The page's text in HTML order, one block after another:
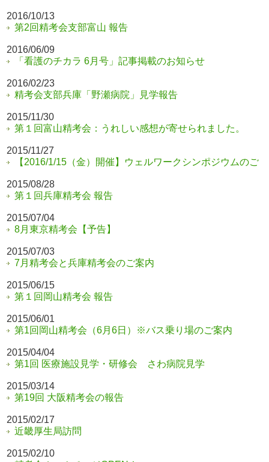
2016/10/13
第2回精考会支部富山 報告
2016/06/09
「看護のチカラ 6月号」記事掲載のお知らせ
2016/02/23
精考会支部兵庫「野瀬病院」見学報告
2015/11/30
第１回富山精考会：うれしい感想が寄せられました。
2015/11/27
【2016/1/15（金）開催】ウェルワークシンポジウムのご
2015/08/28
第１回兵庫精考会 報告
2015/07/04
8月東京精考会【予告】
2015/07/03
7月精考会と兵庫精考会のご案内
2015/06/15
第１回岡山精考会 報告
2015/06/01
第1回岡山精考会（6月6日）※バス乗り場のご案内
2015/04/04
第1回 医療施設見学・研修会 さわ病院見学
2015/03/14
第19回 大阪精考会の報告
2015/02/17
近畿厚生局訪問
2015/02/10